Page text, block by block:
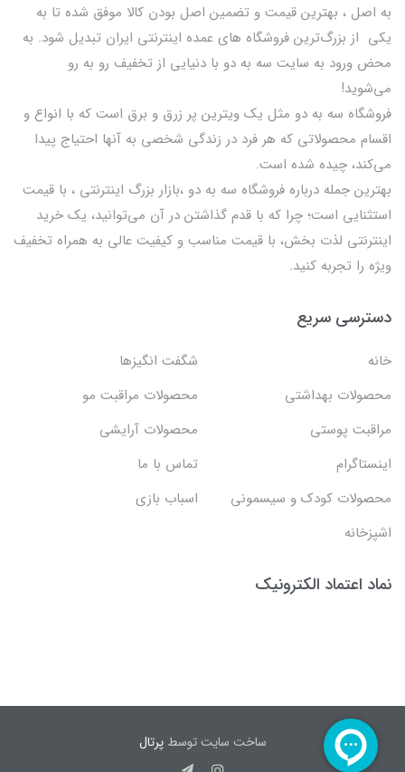
به اصل ، بهترين قيمت و تضمین اصل‌ بودن کالا موفق شده تا به
يكي از بزرگ‌ترين فروشگاه هاي عمده اینترنتی ایران تبدیل شود. به
محض ورود به سایت سه به دو با دنیایی از تخفيف رو به رو
می‌شوید!
فروشگاه سه به دو مثل یک ویترین پر زرق و برق است که با انواع و
اقسام محصولاتی که هر فرد در زندگی شخصی به آنها احتیاج پیدا
می‌کند، چیده شده است.
بهترين جمله درباره فروشگاه سه به دو ،بازار بزرگ اینترنتی ، با قيمت
استثنايي است؛ چرا که با قدم گذاشتن در آن می‌توانید، یک خرید
اینترنتی لذت بخش، با قیمت مناسب و کیفیت عالی به همراه تخفیف
ویژه را تجربه کنید.
دسترسی سریع
خانه
شگفت انگيزها
محصولات بهداشتي
محصولات مراقبت مو
مراقبت پوستی
محصولات آرایشی
اینستاگرام
تماس با ما
محصولات کودک و سیسمونی
اسباب بازی
اشپزخانه
نماد اعتماد الکترونیک
ساخت سایت توسطپرتال